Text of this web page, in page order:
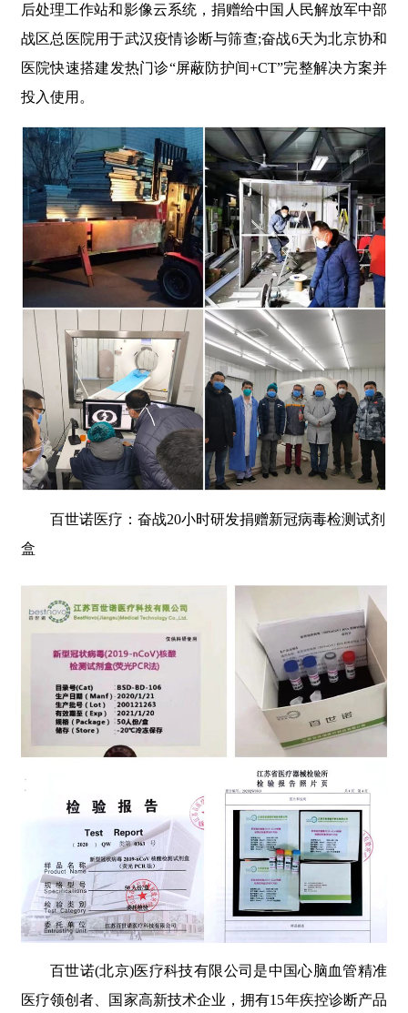
后处理工作站和影像云系统，捐赠给中国人民解放军中部
战区总医院用于武汉疫情诊断与筛查;奋战6天为北京协和
医院快速搭建发热门诊“屏蔽防护间+CT”完整解决方案并
投入使用。
百世诺医疗：奋战20小时研发捐赠新冠病毒检测试剂
盒
百世诺(北京)医疗科技有限公司是中国心脑血管精准
医疗领创者、国家高新技术企业，拥有15年疾控诊断产品